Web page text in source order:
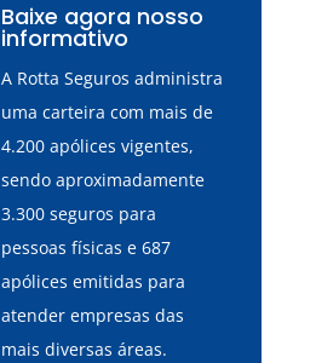
Baixe agora nosso
informativo
A Rotta Seguros administra
uma carteira com mais de
4.200 apólices vigentes,
sendo aproximadamente
3.300 seguros para
pessoas físicas e 687
apólices emitidas para
atender empresas das
mais diversas áreas.